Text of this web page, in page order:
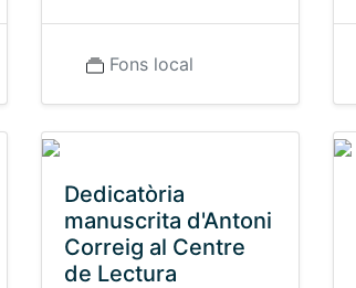
Fons local
Dedicatòria
manuscrita d'Antoni
Correig al Centre
de Lectura